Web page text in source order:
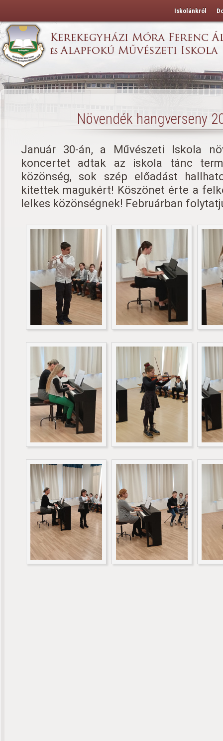
Iskolánkról
Növendék hangverseny
Január 30-án, a Művészeti Iskola
koncertet adtak az iskola tánc
közönség, sok szép előadást
kitettek magukért! Köszönet érte a
lelkes közönségnek! Februárban